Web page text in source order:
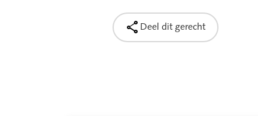
 Deel dit gerecht